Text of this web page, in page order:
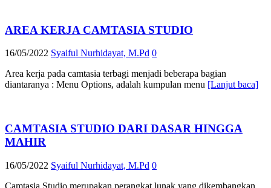
AREA KERJA CAMTASIA STUDIO
16/05/2022 Syaiful Nurhidayat, M.Pd 0
Area kerja pada camtasia terbagi menjadi beberapa bagian
diantaranya : Menu Options, adalah kumpulan menu [Lanjut baca]
CAMTASIA STUDIO DARI DASAR HINGGA
MAHIR
16/05/2022 Syaiful Nurhidayat, M.Pd 0
Camtasia Studio merupakan perangkat lunak yang dikembangkan